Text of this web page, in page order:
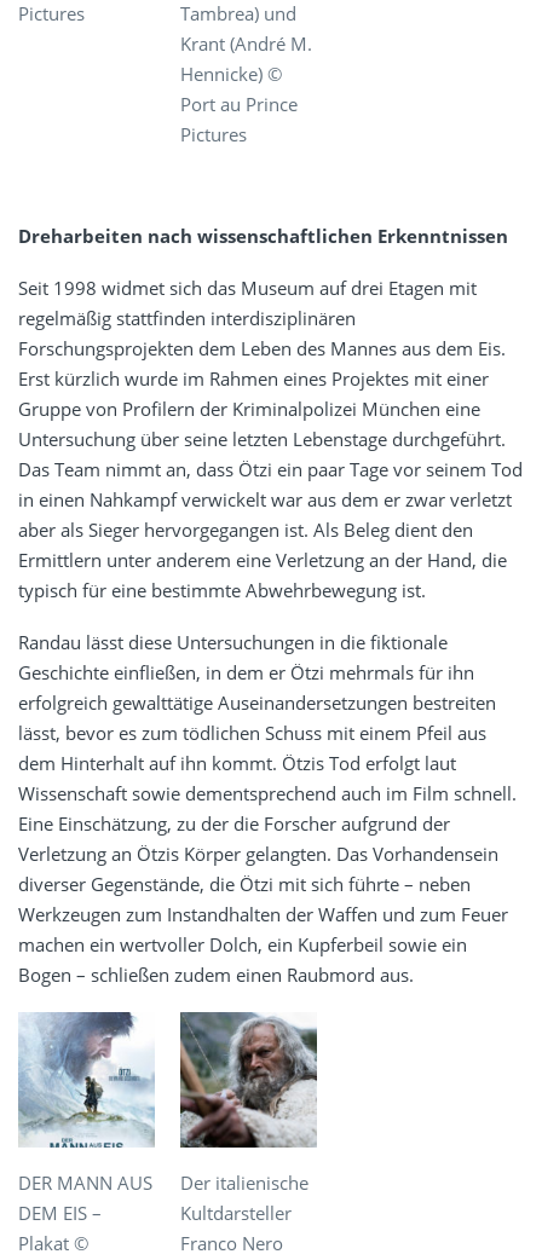
Pictures
Tambrea) und
Krant (André M.
Hennicke) ©
Port au Prince
Pictures
Dreharbeiten nach wissenschaftlichen Erkenntnissen
Seit 1998 widmet sich das Museum auf drei Etagen mit
regelmäßig stattfinden interdisziplinären
Forschungsprojekten dem Leben des Mannes aus dem Eis.
Erst kürzlich wurde im Rahmen eines Projektes mit einer
Gruppe von Profilern der Kriminalpolizei München eine
Untersuchung über seine letzten Lebenstage durchgeführt.
Das Team nimmt an, dass Ötzi ein paar Tage vor seinem Tod
in einen Nahkampf verwickelt war aus dem er zwar verletzt
aber als Sieger hervorgegangen ist. Als Beleg dient den
Ermittlern unter anderem eine Verletzung an der Hand, die
typisch für eine bestimmte Abwehrbewegung ist.
Randau lässt diese Untersuchungen in die fiktionale
Geschichte einfließen, in dem er Ötzi mehrmals für ihn
erfolgreich gewalttätige Auseinandersetzungen bestreiten
lässt, bevor es zum tödlichen Schuss mit einem Pfeil aus
dem Hinterhalt auf ihn kommt. Ötzis Tod erfolgt laut
Wissenschaft sowie dementsprechend auch im Film schnell.
Eine Einschätzung, zu der die Forscher aufgrund der
Verletzung an Ötzis Körper gelangten. Das Vorhandensein
diverser Gegenstände, die Ötzi mit sich führte – neben
Werkzeugen zum Instandhalten der Waffen und zum Feuer
machen ein wertvoller Dolch, ein Kupferbeil sowie ein
Bogen – schließen zudem einen Raubmord aus.
DER MANN AUS
DEM EIS –
Plakat ©
Der italienische
Kultdarsteller
Franco Nero